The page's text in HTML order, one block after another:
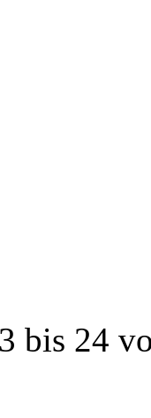
bis 24